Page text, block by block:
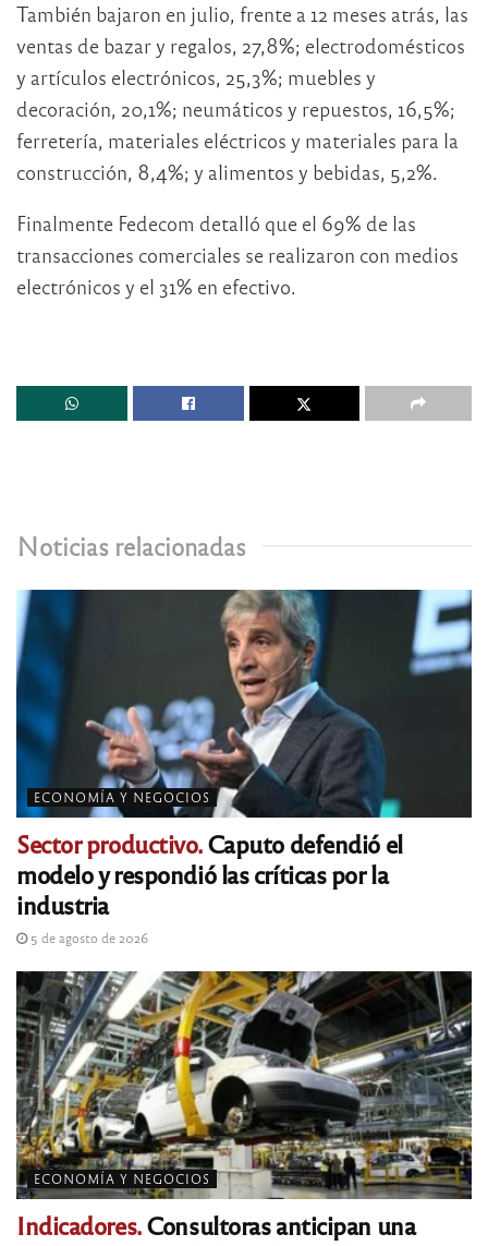
También bajaron en julio, frente a 12 meses atrás, las
ventas de bazar y regalos, 27,8%; electrodomésticos
y artículos electrónicos, 25,3%; muebles y
decoración, 20,1%; neumáticos y repuestos, 16,5%;
ferretería, materiales eléctricos y materiales para la
construcción, 8,4%; y alimentos y bebidas, 5,2%.
Finalmente Fedecom detalló que el 69% de las
transacciones comerciales se realizaron con medios
electrónicos y el 31% en efectivo.
Noticias relacionadas
ECONOMÍA Y NEGOCIOS
Sector productivo.Caputo defendió el
modelo y respondió las críticas por la
industria
5 de agosto de 2026
ECONOMÍA Y NEGOCIOS
Indicadores.Consultoras anticipan una